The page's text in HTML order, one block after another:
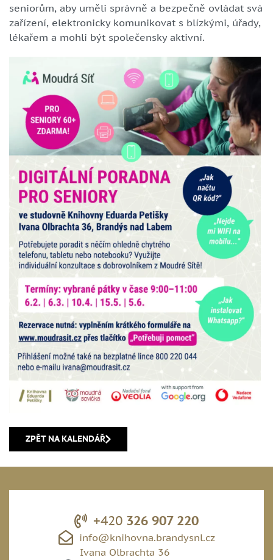
seniorům, aby uměli správně a bezpečně ovládat svá
zařízení, elektronicky komunikovat s blízkými, úřady,
lékařem a mohli být společensky aktivní.
ZPĚT NA KALENDÁŘ
+420 326 907 220
info@knihovna.brandysnl.cz
Ivana Olbrachta 36